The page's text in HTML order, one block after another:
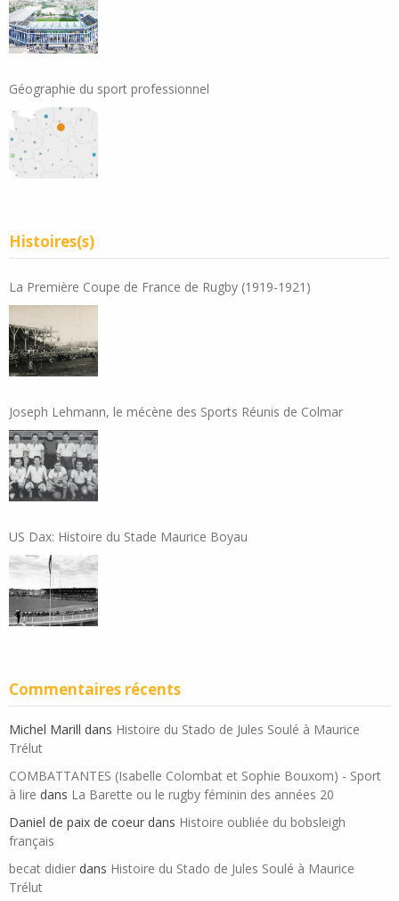
Géographie du sport professionnel
Histoires(s)
La Première Coupe de France de Rugby (1919-1921)
Joseph Lehmann, le mécène des Sports Réunis de Colmar
US Dax: Histoire du Stade Maurice Boyau
Commentaires récents
Michel Marill dans Histoire du Stado de Jules Soulé à Maurice
Trélut
COMBATTANTES (Isabelle Colombat et Sophie Bouxom) - Sport
à lire dans La Barette ou le rugby féminin des années 20
Daniel de paix de coeur dans Histoire oubliée du bobsleigh
français
becat didier dans Histoire du Stado de Jules Soulé à Maurice
Trélut